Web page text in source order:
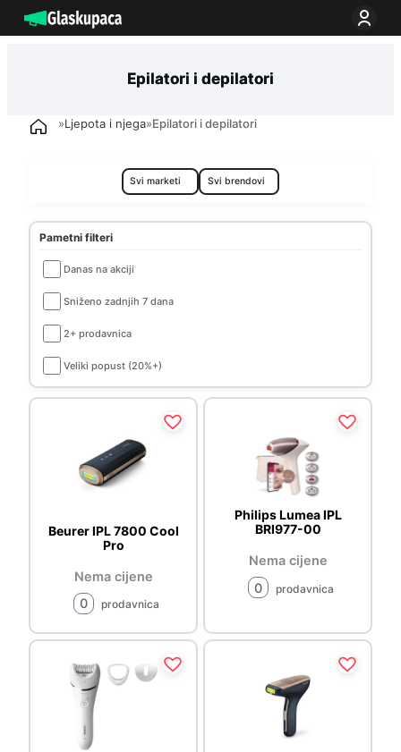
na
Epilatori i depilatori
»Ljepota i njega»Epilatori i depilatori
Pametni filteri
Danas na akciji
Sniženo zadnjih 7 dana
2+ prodavnica
Veliki popust (20%+)
Beurer IPL 7800 Cool
Pro
Nema cijene
0
prodavnica
Philips Lumea IPL
BRI977-00
Nema cijene
0
prodavnica